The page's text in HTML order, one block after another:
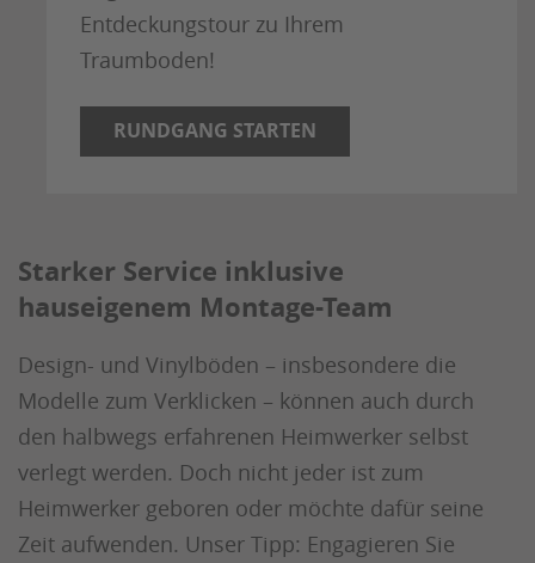
Entdeckungstour zu Ihrem
Traumboden!
RUNDGANG STARTEN
Starker Service inklusive
hauseigenem Montage-Team
Design- und Vinylböden – insbesondere die
Modelle zum Verklicken – können auch durch
den halbwegs erfahrenen Heimwerker selbst
verlegt werden. Doch nicht jeder ist zum
Heimwerker geboren oder möchte dafür seine
Zeit aufwenden. Unser Tipp: Engagieren Sie